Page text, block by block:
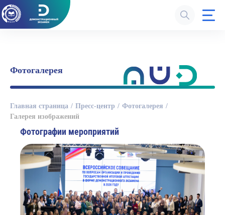
Фотогалерея
Главная страница Пресс-центр
Фотогалерея
Галерея изображений
Фотографии мероприятий